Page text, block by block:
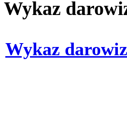
Wykaz
Wykaz